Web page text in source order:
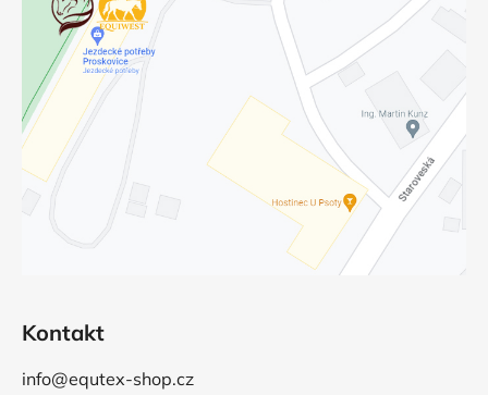
Kontakt
info@equtex-shop.cz